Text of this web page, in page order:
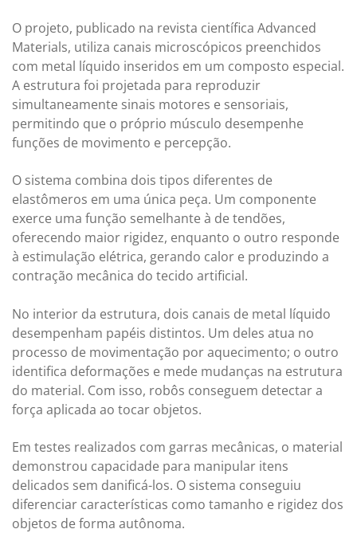
O projeto, publicado na revista científica Advanced
Materials, utiliza canais microscópicos preenchidos
com metal líquido inseridos em um composto especial.
A estrutura foi projetada para reproduzir
simultaneamente sinais motores e sensoriais,
permitindo que o próprio músculo desempenhe
funções de movimento e percepção.
O sistema combina dois tipos diferentes de
elastômeros em uma única peça. Um componente
exerce uma função semelhante à de tendões,
oferecendo maior rigidez, enquanto o outro responde
à estimulação elétrica, gerando calor e produzindo a
contração mecânica do tecido artificial.
No interior da estrutura, dois canais de metal líquido
desempenham papéis distintos. Um deles atua no
processo de movimentação por aquecimento; o outro
identifica deformações e mede mudanças na estrutura
do material. Com isso, robôs conseguem detectar a
força aplicada ao tocar objetos.
Em testes realizados com garras mecânicas, o material
demonstrou capacidade para manipular itens
delicados sem danificá-los. O sistema conseguiu
diferenciar características como tamanho e rigidez dos
objetos de forma autônoma.